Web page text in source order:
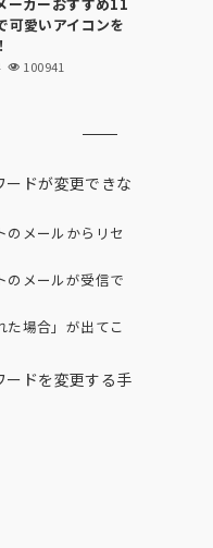
可愛いアイコンを
100941
ードが変更できな
メールからリセ
メールが受信で
場合」が出てこ
ードを変更する手